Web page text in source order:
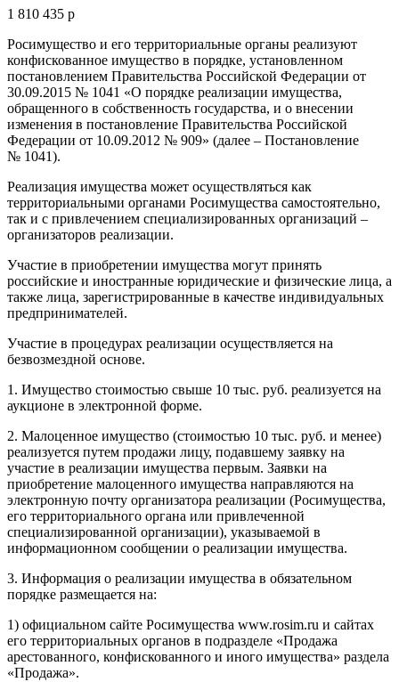
1 810 435 р
Росимущество и его территориальные органы реализуют
конфискованное имущество в порядке, установленном
постановлением Правительства Российской Федерации от
30.09.2015 № 1041 «О порядке реализации имущества,
обращенного в собственность государства, и о внесении
изменения в постановление Правительства Российской
Федерации от 10.09.2012 № 909» (далее – Постановление
№ 1041).
Реализация имущества может осуществляться как
территориальными органами Росимущества самостоятельно,
так и с привлечением специализированных организаций –
организаторов реализации.
Участие в приобретении имущества могут принять
российские и иностранные юридические и физические лица, а
также лица, зарегистрированные в качестве индивидуальных
предпринимателей.
Участие в процедурах реализации осуществляется на
безвозмездной основе.
1. Имущество стоимостью свыше 10 тыс. руб. реализуется на
аукционе в электронной форме.
2. Малоценное имущество (стоимостью 10 тыс. руб. и менее)
реализуется путем продажи лицу, подавшему заявку на
участие в реализации имущества первым. Заявки на
приобретение малоценного имущества направляются на
электронную почту организатора реализации (Росимущества,
его территориального органа или привлеченной
специализированной организации), указываемой в
информационном сообщении о реализации имущества.
3. Информация о реализации имущества в обязательном
порядке размещается на:
1) официальном сайте Росимущества www.rosim.ru и сайтах
его территориальных органов в подразделе «Продажа
арестованного, конфискованного и иного имущества» раздела
«Продажа».